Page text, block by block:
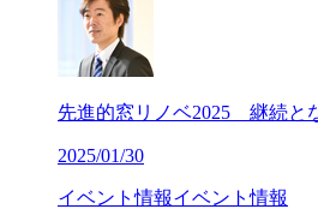
先進的窓リノベ2025 継続と
2025/01/30
イベント情報イベント情報